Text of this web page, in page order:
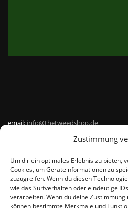
Zustimmung
Um dir ein optimales Erlebnis zu bieten,
Cookies, um Geräteinformationen zu
zuzugreifen. Wenn du diesen
wie das Surfverhalten oder eindeutige
verarbeiten. Wenn du deine
können bestimmte Merkmale und
email:info@thetweedshop.de
Kvk Nummer: 88959732
MWSnr: NL864836247B01